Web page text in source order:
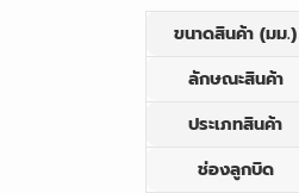
ขนาดสินค้า (มม.)
ลักษณะสินค้า
ประเภทสินค้า
ช่องลูกบิด